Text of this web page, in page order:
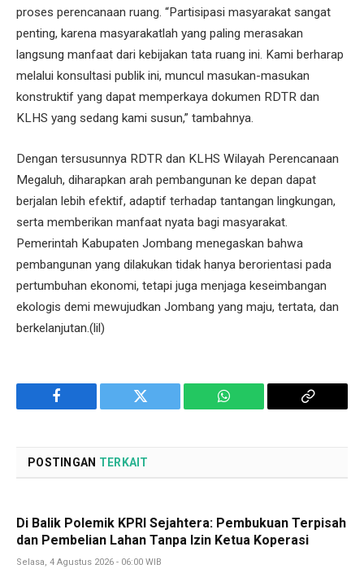
proses perencanaan ruang. “Partisipasi masyarakat sangat
penting, karena masyarakatlah yang paling merasakan
langsung manfaat dari kebijakan tata ruang ini. Kami berharap
melalui konsultasi publik ini, muncul masukan-masukan
konstruktif yang dapat memperkaya dokumen RDTR dan
KLHS yang sedang kami susun,” tambahnya.
Dengan tersusunnya RDTR dan KLHS Wilayah Perencanaan
Megaluh, diharapkan arah pembangunan ke depan dapat
berjalan lebih efektif, adaptif terhadap tantangan lingkungan,
serta memberikan manfaat nyata bagi masyarakat.
Pemerintah Kabupaten Jombang menegaskan bahwa
pembangunan yang dilakukan tidak hanya berorientasi pada
pertumbuhan ekonomi, tetapi juga menjaga keseimbangan
ekologis demi mewujudkan Jombang yang maju, tertata, dan
berkelanjutan.(lil)
Facebook Twitter WhatsApp
Copy
POSTINGAN TERKAIT
Di Balik Polemik KPRI Sejahtera: Pembukuan Terpisah
dan Pembelian Lahan Tanpa Izin Ketua Koperasi
Selasa, 4 Agustus 2026 - 06:00 WIB